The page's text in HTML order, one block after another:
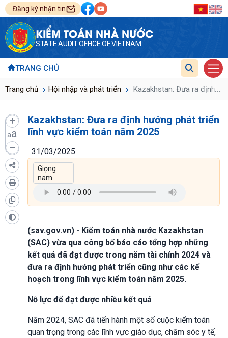
Đăng ký nhận tin
KIỂM TOÁN NHÀ NƯỚC
STATE AUDIT OFFICE OF VIETNAM
TRANG CHỦ
Trang chủ Hội nhập và phát triển Kazakhstan: Đưa ra định...
aa
Kazakhstan: Đưa ra định hướng phát triển
lĩnh vực kiểm toán năm 2025
31/03/2025
(sav.gov.vn) - Kiểm toán nhà nước Kazakhstan
(SAC) vừa qua công bố báo cáo tổng hợp những
kết quả đã đạt được trong năm tài chính 2024 và
đưa ra định hướng phát triển cũng như các kế
hoạch trong lĩnh vực kiểm toán năm 2025.
Nỗ lực để đạt được nhiều kết quả
Năm 2024, SAC đã tiến hành một số cuộc kiểm toán
quan trọng trong các lĩnh vực giáo dục, chăm sóc y tế,